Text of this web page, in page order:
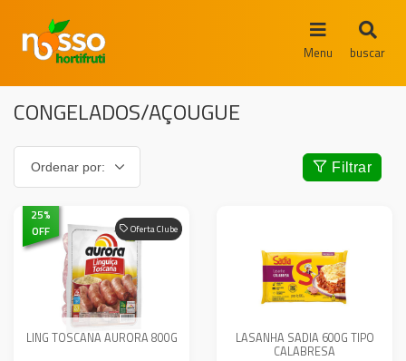
Menu buscar
CONGELADOS/AÇOUGUE
Filtrar
Oferta Clube
25%
OFF
LING TOSCANA AURORA 800G LASANHA SADIA 600G TIPO
CALABRESA